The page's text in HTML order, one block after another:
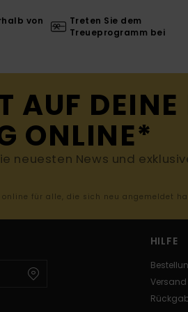
von
Treten Sie dem
Treueprogramm bei
AUF DEINE
ONLINE*
neuesten News und
für alle, die sich neu angemeldet
HILFE
Versand